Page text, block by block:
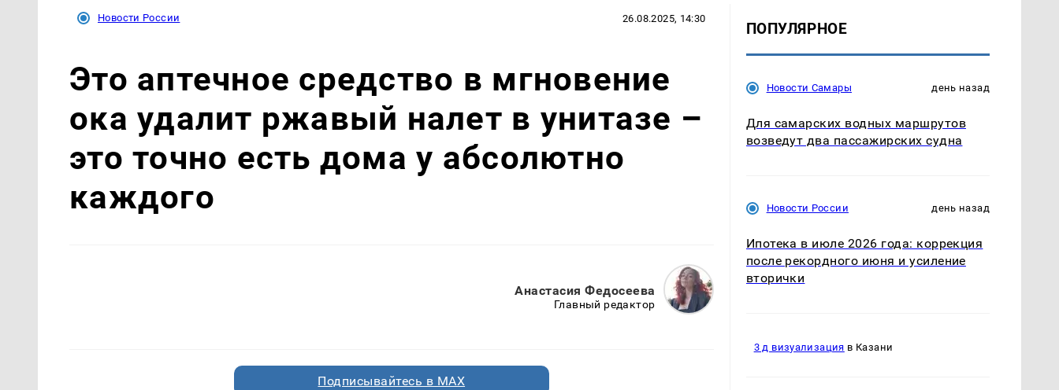
Новости России 26.08.2025, 14:30
Это аптечное средство в мгновение
ока удалит ржавый налет в унитазе –
это точно есть дома у абсолютно
каждого
Анастасия Федосеева
Главный редактор
Подписывайтесь в MAX
ПОПУЛЯРНОЕ
Новости Самары день назад
Для самарских водных маршрутов
возведут два пассажирских судна
Новости России день назад
Ипотека в июле 2026 года: коррекция
после рекордного июня и усиление
вторички
3 д визуализация в Казани